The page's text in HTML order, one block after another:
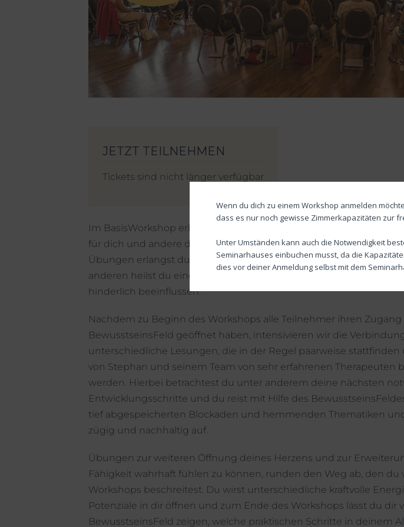
Tickets sind nicht länger verfügbar
Im BasisWorkshop erlernst du den Zugang zum BewusstseinsFeld
für dich und andere darin lesen und arbeiten kannst. Anhand
Übungen erlangst du zum einen Sicherheit im Umgang mit dem
anderen heilst du eine Vielzahl an Themen, die dich gerade in
hinderlich beeinflussen.
Nachdem zu Beginn des Workshops alle Teilnehmer ihren Zugang
BewusstseinsFeld geöffnet haben, intensivieren wir die
unterschiedliche Lesungen, die in der Regel paarweise stattfinden
von Stephan und seinem Team von sehr erfahrenen Therapeuten
werden. Hierbei betrachtest du unter anderem deine nächsten
Entwicklungsschritte und du reist mit Hilfe des
tief abgespeicherten Blockaden und hemmenden Thematiken
zügig und nachhaltig auf.
Übungen zur weiteren Öffnung deines Herzens und zur
Fähigkeit wahrhaft fühlen zu können, runden den Weg ab, den du
Workshops beschreitest. Du wirst unterschiedliche kraftvolle
Potenziale in dir öffnen und zum Ende des Workshops lässt du dir
BewusstseinsFeld zeigen, welche praktischen Schritte in deinem
Wenn du dich zu einem Workshop anmelden
dass es nur noch gewisse Zimmerkapazitäten zur
Unter Umständen kann auch die Notwendigkeit
Seminarhauses einbuchen musst, da die
dies vor deiner Anmeldung selbst mit dem